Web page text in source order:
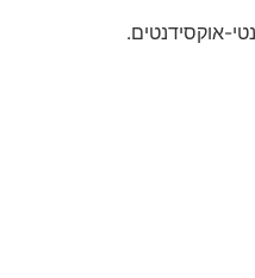
אוקסידנטים.